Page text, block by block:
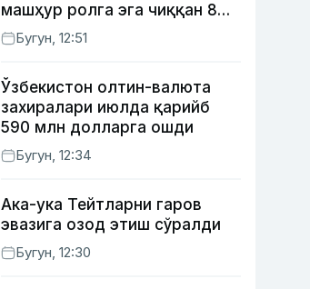
машҳур ролга эга чиққан 8
актёр
Бугун, 12:51
Ўзбекистон олтин-валюта
захиралари июлда қарийб
590 млн долларга ошди
Бугун, 12:34
Ака-ука Тейтларни гаров
эвазига озод этиш сўралди
Бугун, 12:30